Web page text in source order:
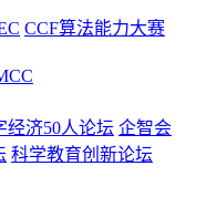
CCF算法能力大赛
经济50人论坛 企智会
科学教育创新论坛